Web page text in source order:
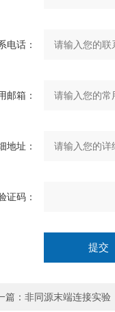
电话：
邮箱：
地址：
证码：
篇： 非同源末端连接实验